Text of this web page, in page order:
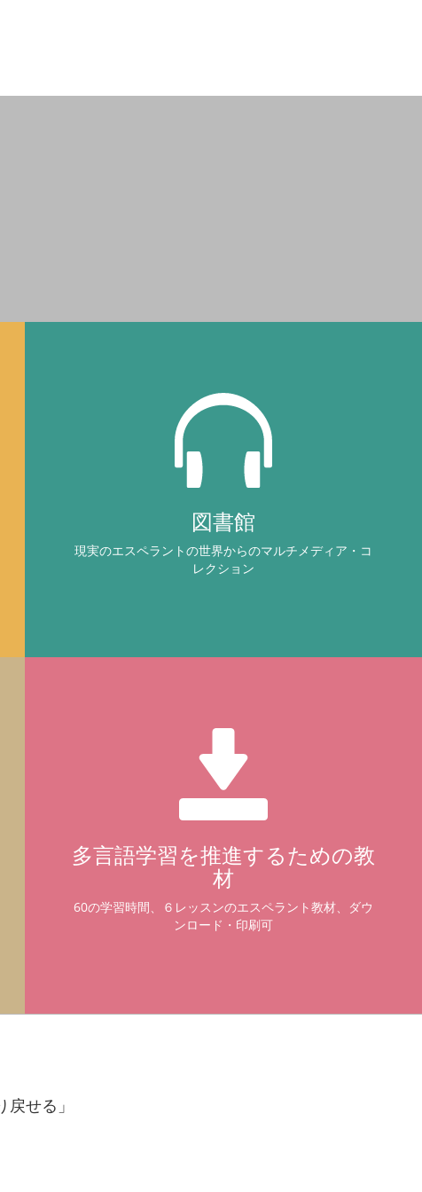
図書館
現実のエスペラントの世界からのマルチメディア・コ
レクション
多言語学習を推進するための教
材
60の学習時間、６レッスンのエスペラント教材、ダウ
ンロード・印刷可
せる」